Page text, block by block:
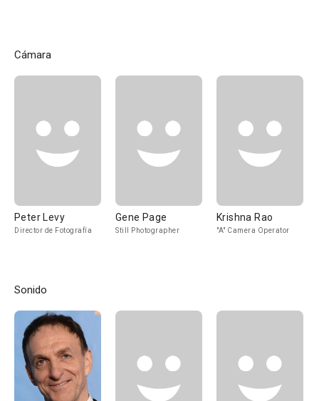
Cámara
Peter Levy
Director de Fotografía
Gene Page
Still Photographer
Krishna Rao
"A" Camera Operator
Sonido